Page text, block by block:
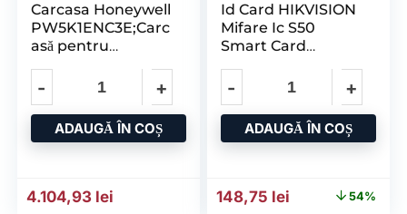
Carcasa Honeywell
PW5K1ENC3E;Carc
asă pentru
Montare în Faianță
Pro-
Watch/PRO4200
ADAUGĂ ÎN COȘ
4.104,93 lei
Id Card HIKVISION
Mifare Ic S50
Smart Card
ADAUGĂ ÎN COȘ
Prețul inițial a fost:
148,75 lei Prețul curent
54%